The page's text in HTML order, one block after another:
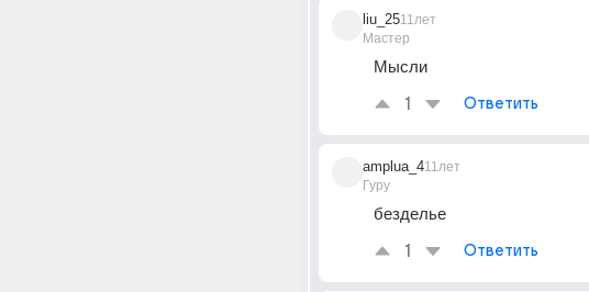
liu_25
Мастер
11лет
Мысли
1 Ответить
amplua_4
Гуру
11лет
безделье
1 Ответить